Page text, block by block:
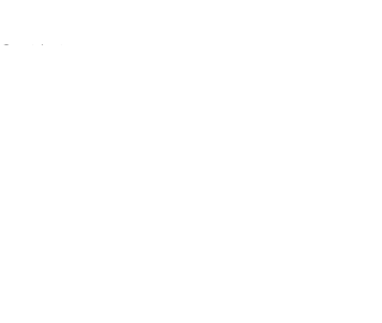
Ouvidoria